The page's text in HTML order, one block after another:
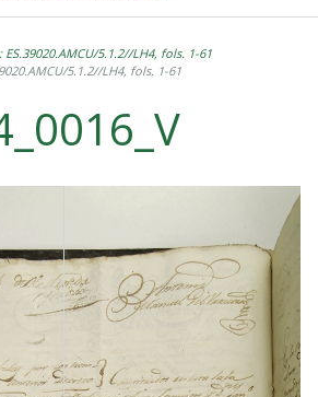
5.1.2//LH4, fols. 1-61
5.1.2//LH4, fols. 1-61